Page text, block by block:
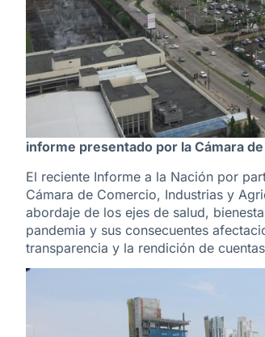
informe presentado por la Cámara
El reciente Informe a la Nación por
Cámara de Comercio, Industrias y
abordaje de los ejes de salud,
pandemia y sus consecuentes
transparencia y la rendición de